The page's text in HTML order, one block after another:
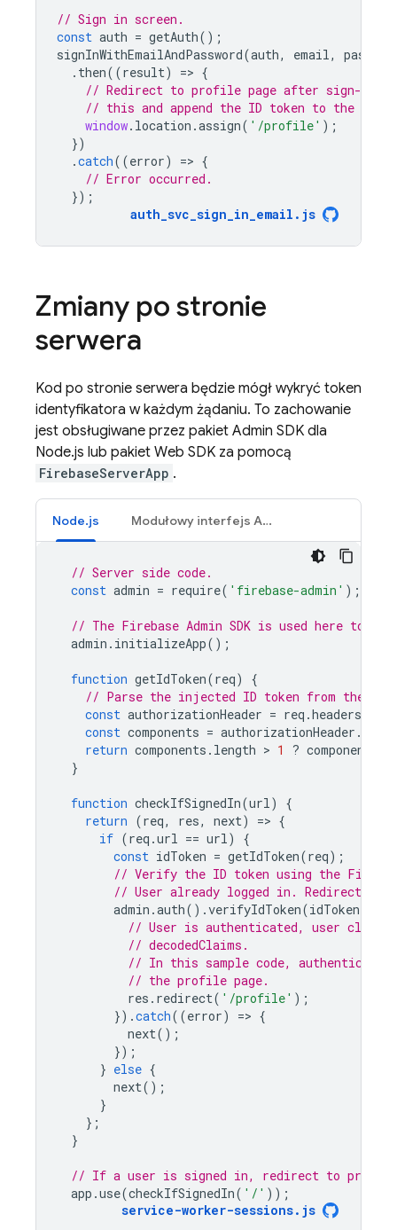
// Sign in screen.
const auth = getAuth();
signInWithEmailAndPassword(auth, email,
. then((result) => {
// Redirect to profile page after sign-in.
// this and append the ID token to the
window. location .assign( '/profile' );
})
.catch((error) => {
// Error occurred.
});
auth_svc_sign_in_email . js
Zmiany po stronie
serwera
Kod po stronie serwera będzie mógł wykryć token
identyfikatora w każdym żądaniu. To zachowanie
jest obsługiwane przez pakiet Admin SDK dla
Node.js lub pakiet Web SDK za pomocą
FirebaseServerApp .
Node.js Modułowy interfejs API sieci
// Server side code.
const admin = require( 'firebase-admin' );
// The Firebase Admin SDK is used here to
admin . initializeApp();
function getIdToken(req)
{
// Parse the injected ID token from the
const authorizationHeader = req .headers
const components = authorizationHeader .
return components . length > 1 ? components
}
function checkIfSignedIn(url)
{
return (req, res, next) => {
if (req .url == url)
{
const idToken = getIdToken(req);
// Verify the ID token using the
// User already logged in. Redirect to
admin .auth().verifyIdToken(idToken
// User is authenticated, user claims
// decodedClaims.
// In this sample code,
// the profile page.
res . redirect( '/profile' );
}).catch((error) => {
next();
});
} else {
next();
}
};
}
// If a user is signed in, redirect to profile
app .use(checkIfSignedIn( '/' ));
service-worker-sessions. js